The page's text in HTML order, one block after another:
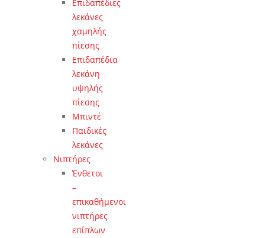
Επιδαπέδιες
λεκάνες
χαμηλής
πίεσης
Επιδαπέδια
λεκάνη
υψηλής
πίεσης
Μπιντέ
Παιδικές
λεκάνες
Νιπτήρες
Ένθετοι
–
επικαθήμενοι
νιπτήρες
επίπλων